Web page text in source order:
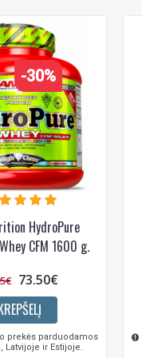
-30%
HydroPure
CFM 1600 g.
73.50€
prekės parduodamos
Latvijoje ir Estijoje.